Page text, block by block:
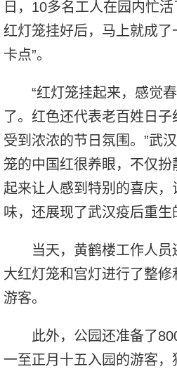
日，10多名工人在园内忙活
红灯笼挂好后，马上就成了
卡点”。
“红灯笼挂起来，感觉春
了。红色还代表老百姓日
受到浓浓的节日氛围。”武
笼的中国红很养眼，不仅
起来让人感到特别的喜庆
味，还展现了武汉疫后重生
当天，黄鹤楼工作人员
大红灯笼和宫灯进行了整
游客。
此外，公园还准备了
一至正月十五入园的游客